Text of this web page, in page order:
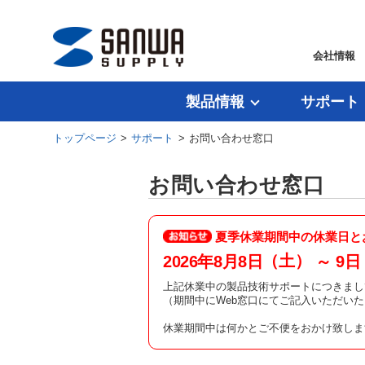
会社情報
製品情報 サポート
トップページ >サポート > お問い合わせ窓口
お問い合わせ窓口
夏季休業期間中の休業日
2026年8月8日 （土） ～ 9日
上記休業中の製品技術サポートにつきま
（期間中にWeb窓口にてご記入いただい
休業期間中は何かとご不便をおかけ致し